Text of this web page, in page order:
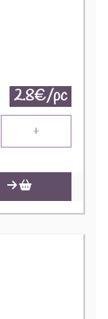
2.8€/pc
+